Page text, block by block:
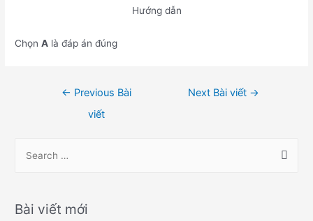
Hướng dẫn
ChọnA là đáp án đúng
← Previous Bài
viết
Next Bài viết →
rBài viết mới